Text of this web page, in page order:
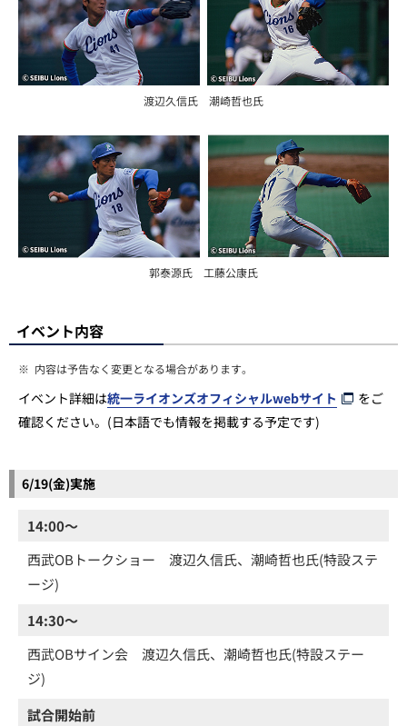
渡辺久信氏 潮崎哲也氏
郭泰源氏 工藤公康氏
イベント内容
※ 内容は予告なく変更となる場合があります。
イベント詳細は統一ライオンズオフィシャルwebサイト
をご
確認ください。(日本語でも情報を掲載する予定です)
6/19(金)実施
14:00～
西武OBトークショー 渡辺久信氏、潮崎哲也氏(特設ステ
ージ)
14:30～
西武OBサイン会 渡辺久信氏、潮崎哲也氏(特設ステー
ジ)
試合開始前